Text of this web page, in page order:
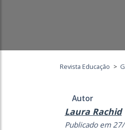
Revista Educação >
Autor
Laura Rachid
Publicado em